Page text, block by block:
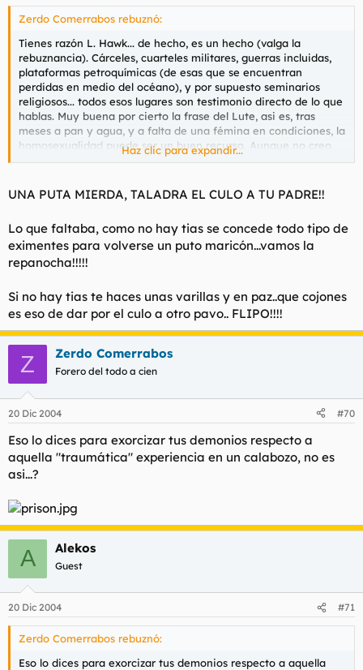
Zerdo Comerrabos rebuznó:
Tienes razón L. Hawk... de hecho, es un hecho (valga la
rebuznancia). Cárceles, cuarteles militares, guerras incluidas,
plataformas petroquímicas (de esas que se encuentran
perdidas en medio del océano), y por supuesto seminarios
religiosos... todos esos lugares son testimonio directo de lo que
hablas. Muy buena por cierto la frase del Lute, asi es, tras
meses a pan y agua, y a falta de una fémina en condiciones, la
homosexualidad puede ser un buen recurso. Aunque no creo
que tener ese "desliz" signifique una transformación
película "Viven", esa en la que un grupo de personas se ve
obligada a sobrevivir comiéndose los cadáveres de sus
lomo. Del mismo modo que follar con alguien de tu propio sexo
como último recurso no te convierte en homosexual. Así que
estense tranquilos, de momento el único MARICÓN con
PRIDE) es el menda.
Haz clic para expandir...
UNA PUTA MIERDA, TALADRA EL CULO A TU PADRE!!
Lo que faltaba, como no hay tias se concede todo tipo de
eximentes para volverse un puto maricón...vamos la
repanocha!!!!!
Si no hay tias te haces unas varillas y en paz..que cojones
es eso de dar por el culo a otro pavo.. FLIPO!!!!
Z Zerdo Comerrabos
Forero del todo a cien
20 Dic 2004 #70
Eso lo dices para exorcizar tus demonios respecto a
aquella "traumática" experiencia en un calabozo, no es
asi...?
A Alekos
Guest
20 Dic 2004 #71
Zerdo Comerrabos rebuznó:
Eso lo dices para exorcizar tus demonios respecto a aquella